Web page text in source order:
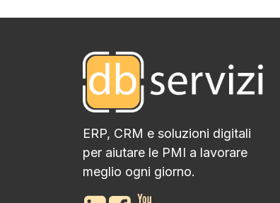
ERP, CRM e soluzioni digitali
per aiutare le PMI a lavorare
meglio ogni giorno.